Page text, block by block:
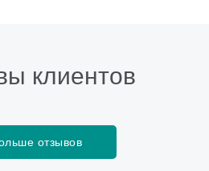
клиентов
отзывов